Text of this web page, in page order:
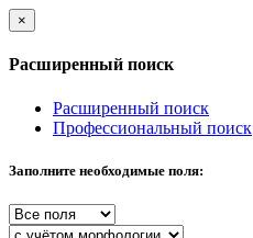
×
Расширенный поиск
Расширенный поиск
Профессиональный поиск
Заполните необходимые поля: